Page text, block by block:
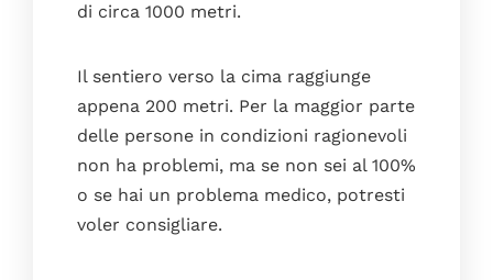
di circa 1000 metri.
Il sentiero verso la cima raggiunge
appena 200 metri. Per la maggior parte
delle persone in condizioni ragionevoli
non ha problemi, ma se non sei al 100%
o se hai un problema medico, potresti
voler consigliare.